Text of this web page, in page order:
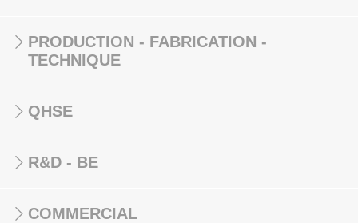
PRODUCTION - FABRICATION -
TECHNIQUE
QHSE
R&D - BE
COMMERCIAL